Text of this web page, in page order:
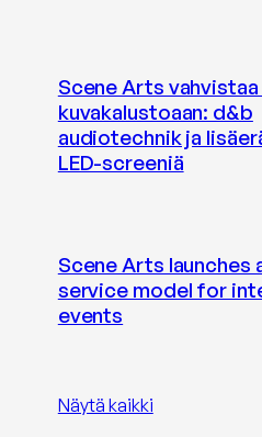
Scene Arts vahvistaa
kuvakalustoaan: d&b
audiotechnik ja
LED-screeniä
Scene Arts launches
service model for
events
Näytä kaikki